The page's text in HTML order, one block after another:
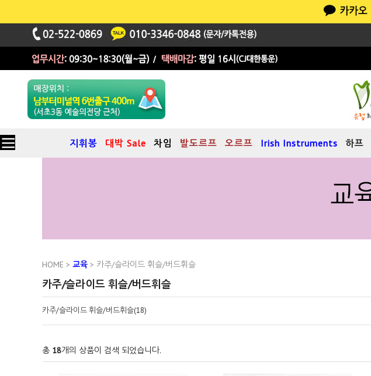
지휘봉 대박 Sale 차임 발도르프 오르프 Irish Instruments 하프
HOME > 교육 > 카주/슬라이드 휘슬/버드휘슬
카주/슬라이드 휘슬/버드휘슬
카주/슬라이드 휘슬/버드휘슬(18)
총 18개의 상품이 검색 되었습니다.